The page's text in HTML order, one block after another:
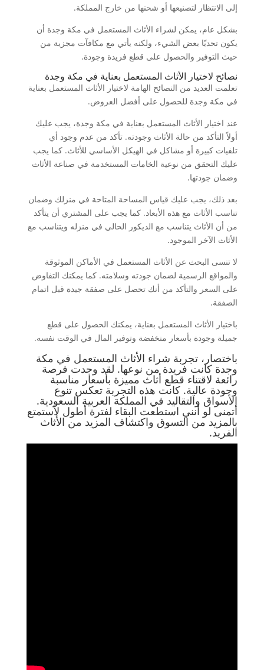
إلى الانتظار لتصنيعها أو شحنها من خارج المملكة.
بشكل عام، يمكن لشراء الأثاث المستعمل في مكة وجدة أن
يكون تحديًا بعض الشيء، ولكنه يأتي مع مكافآت مجزية من
حيث التوفير والحصول على قطع فريدة وجودة.
نصائح لاختيار الأثاث المستعمل بعناية في مكة وجدة
تعلمت العديد من النصائح الهامة لاختيار الأثاث المستعمل بعناية
في مكة وجدة للحصول على أفضل العروض.
عند اختيار الأثاث المستعمل بعناية في مكة وجدة، يجب عليك
أولاً التأكد من حالة الأثاث وجودته. تأكد من عدم وجود أي
تلفيات كبيرة أو مشاكل في الهيكل الأساسي للأثاث. كما يجب
عليك التحقق من نوعية الخامات المستخدمة في صناعة الأثاث
وضمان جودتها.
بعد ذلك، يجب عليك قياس المساحة المتاحة في منزلك وضمان
تناسب الأثاث مع هذه الأبعاد. كما يجب على المشتري أن يتأكد
من أن الأثاث يتناسب مع الديكور الحالي في منزله ويتناسب مع
الأثاث الآخر الموجود.
لا تنسى البحث عن الأثاث المستعمل في الأماكن الموثوقة
والمواقع الرسمية لضمان جودته وسلامته. كما يمكنك التفاوض
على السعر والتأكد من أنك تحصل على صفقة جيدة قبل اتمام
الصفقة.
باختيار الأثاث المستعمل بعناية، يمكنك الحصول على قطع
جميلة وجودة بأسعار منخفضة وتوفير المال في الوقت نفسه.
باختصار، تجربة شراء الأثاث المستعمل في مكة
وجدة كانت فريدة من نوعها. لقد وجدت فرصة
رائعة لاقتناء قطع أثاث مميزة بأسعار مناسبة
وجودة عالية. كانت هذه التجربة تعكس تنوع
الأسواق والتقاليد في المملكة العربية السعودية.
أتمنى لو أنني استطعت البقاء لفترة أطول لأستمتع
بالمزيد من التسوق واكتشاف المزيد من الأثاث
الفريد.